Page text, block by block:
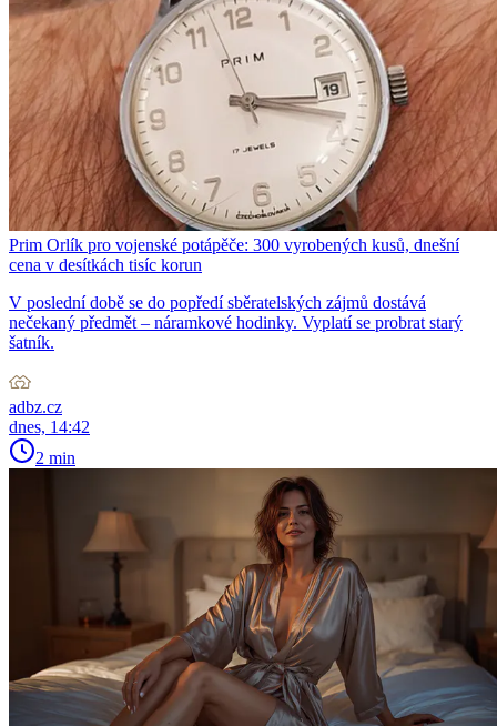
Prim Orlík pro vojenské potápěče: 300 vyrobených kusů, dnešní
cena v desítkách tisíc korun
V poslední době se do popředí sběratelských zájmů dostává
nečekaný předmět – náramkové hodinky. Vyplatí se probrat starý
šatník.
adbz.cz
dnes, 14:42
2 min